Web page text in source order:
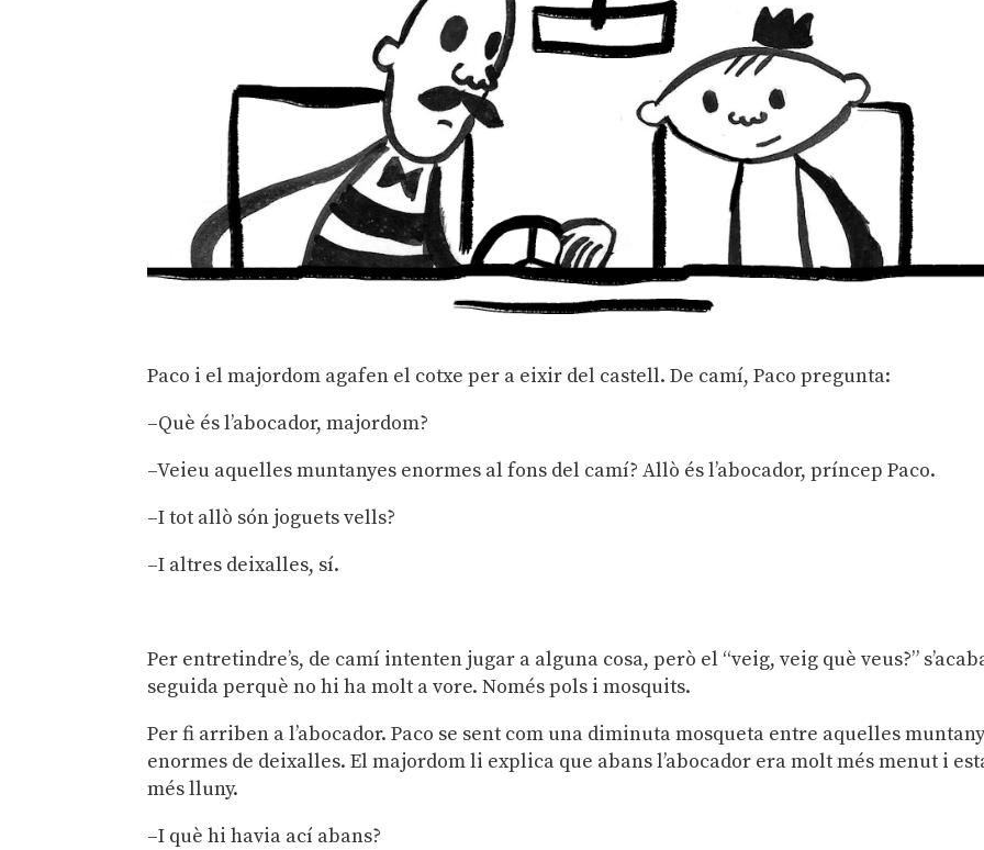
Paco i el majordom agafen el cotxe per a eixir del castell. De camí, Paco pregunta:
–Què és l’abocador, majordom?
–Veieu aquelles muntanyes enormes al fons del camí? Allò és l’abocador, príncep Paco.
–I tot allò són joguets vells?
–I altres deixalles, sí.
Per entretindre’s, de camí intenten jugar a alguna cosa, però el “veig, veig què veus?”
seguida perquè no hi ha molt a vore. Només pols i mosquits.
Per fi arriben a l’abocador. Paco se sent com una diminuta mosqueta entre aquelles
enormes de deixalles. El majordom li explica que abans l’abocador era molt més menut i
més lluny.
–I què hi havia ací abans?